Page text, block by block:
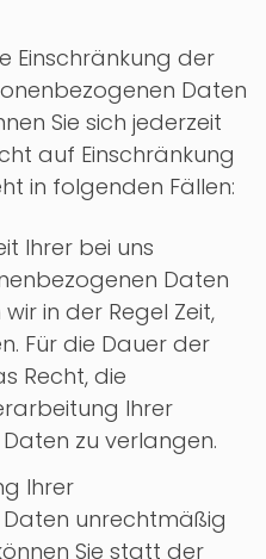
Einschränkung der
Daten
Sie sich jederzeit
auf Einschränkung
in folgenden Fällen:
Ihrer bei uns
Daten
in der Regel Zeit,
Für die Dauer der
Recht, die
Ihrer
zu verlangen.
Ihrer
unrechtmäßig
Sie statt der